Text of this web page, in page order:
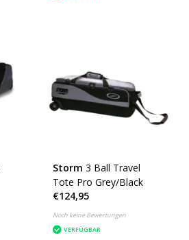
Storm 3 Ball Travel
Tote Pro Grey/Black
€124,95
Noch keine Bewertungen
VERFÜGBAR